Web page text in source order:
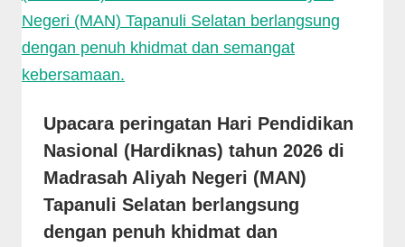
Upacara peringatan Hari Pendidikan
Nasional (Hardiknas) tahun 2026 di
Madrasah Aliyah Negeri (MAN)
Tapanuli Selatan berlangsung
dengan penuh khidmat dan